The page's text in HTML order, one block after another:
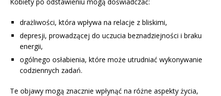
drażliwości, która wpływa na relacje z bliskimi,
depresji, prowadzącej do uczucia beznadziejności i braku
energii,
ogólnego osłabienia, które może utrudniać wykonywanie
codziennych zadań.
Te objawy mogą znacznie wpłynąć na różne aspekty życia,